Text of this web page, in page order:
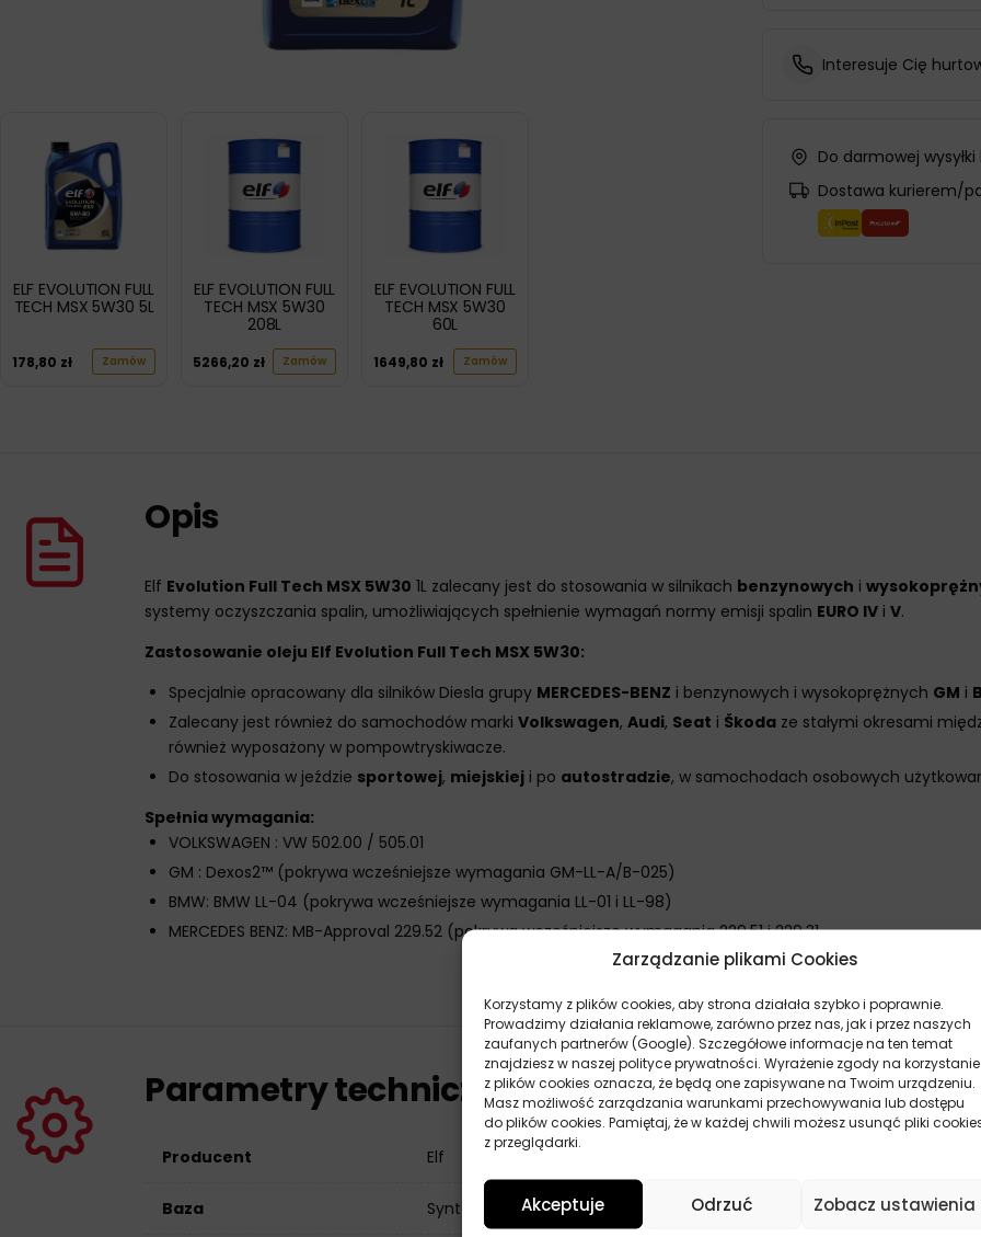
Zarządzanie plikami Cookies
Korzystamy z plików cookies, aby strona działała szybko i poprawnie.
Prowadzimy działania reklamowe, zarówno przez nas, jak i przez naszych
zaufanych partnerów (Google). Szczegółowe informacje na ten temat
znajdziesz w naszej polityce prywatności. Wyrażenie zgody na korzystanie
z plików cookies oznacza, że będą one zapisywane na Twoim urządzeniu.
Masz możliwość zarządzania warunkami przechowywania lub dostępu
do plików cookies. Pamiętaj, że w każdej chwili możesz usunąć pliki
z przeglądarki.
Akceptuje Odrzuć Zobacz ustawienia
ELF EVOLUTION FULL
TECH MSX 5W30 5L
178,80 zł Zamów
ELF EVOLUTION FULL
TECH MSX 5W30
208L
5266,20 zł Zamów
ELF EVOLUTION FULL
TECH MSX 5W30
60L
1649,80 zł Zamów
Interesuje Cię
Do darmowej
Dostawa kurierem/
Opis
Elf Evolution Full Tech MSX 5W30 1L zalecany jest do stosowania w silnikach benzynowych i
systemy oczyszczania spalin, umożliwiających spełnienie wymagań normy emisji spalin EURO IV i V.
Zastosowanie oleju Elf Evolution Full Tech MSX 5W30:
Specjalnie opracowany dla silników Diesla grupy MERCEDES-BENZ i benzynowych i wysokoprężnych GM i
Zalecany jest również do samochodów marki Volkswagen, Audi, Seat i Škoda ze stałymi okresami
również wyposażony w pompowtryskiwacze.
Do stosowania w jeździe sportowej, miejskiej i po autostradzie, w samochodach osobowych
Spełnia wymagania:
VOLKSWAGEN : VW 502.00 / 505.01
GM : Dexos2™ (pokrywa wcześniejsze wymagania GM-LL-A/B-025)
BMW: BMW LL-04 (pokrywa wcześniejsze wymagania LL-01 i LL-98)
MERCEDES BENZ: MB-Approval 229.52 (pokrywa wcześniejsze wymagania 229.51 i 229.31
Parametry techniczne
Producent Elf
Baza Syntetyczny